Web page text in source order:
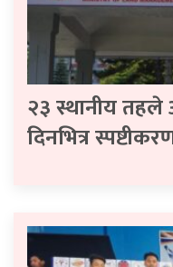
२३ स्थानीय
दिनभित्र